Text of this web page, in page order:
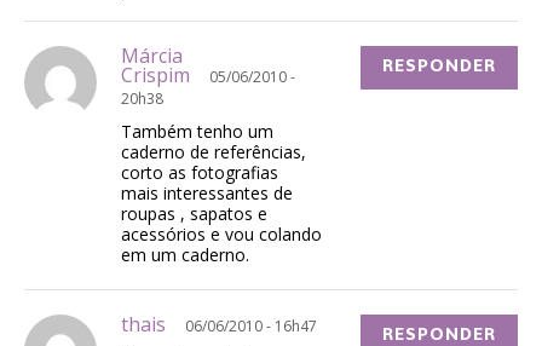
Márcia
Crispim
05/06/2010 -
20h38
Também tenho um
caderno de referências,
corto as fotografias
mais interessantes de
roupas , sapatos e
acessórios e vou colando
em um caderno.
RESPONDER
thais 06/06/2010 - 16h47 RESPONDER